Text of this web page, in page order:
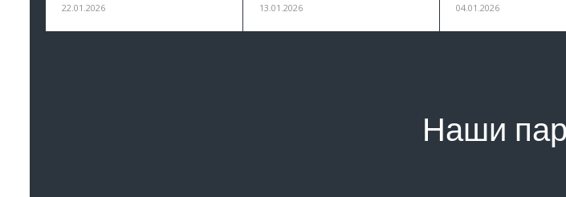
22.01.2026 13.01.2026 04.01.2026
Наши